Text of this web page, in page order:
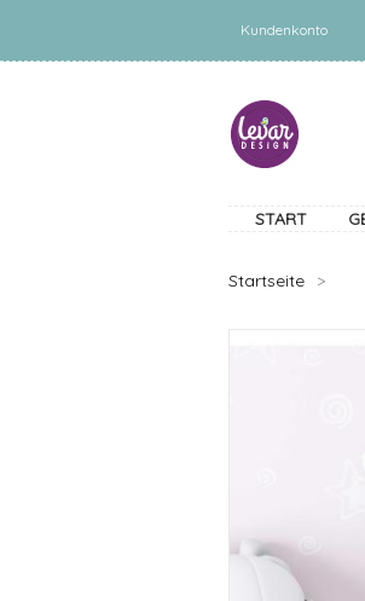
Kundenkonto
START
Startseite >